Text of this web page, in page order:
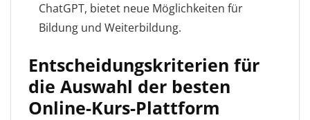
ChatGPT, bietet neue Möglichkeiten für
Bildung und Weiterbildung.
Entscheidungskriterien für
die Auswahl der besten
Online-Kurs-Plattform